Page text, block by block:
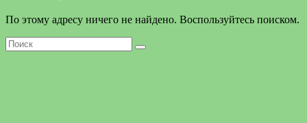
По этому адресу ничего не найдено. Воспользуйтесь поиском.